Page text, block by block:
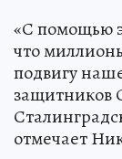
«С помощью
что
подвигу
защитников
отмечает